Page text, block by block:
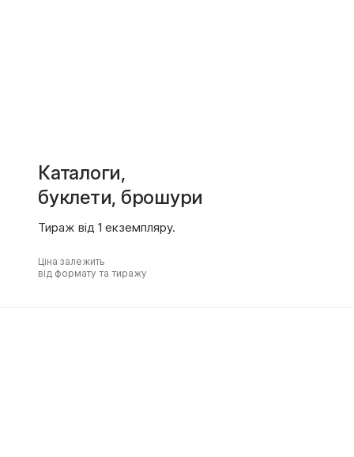
Каталоги,
буклети, брошури
Тираж від 1 екземпляру.
Ціна залежить
від формату та тиражу